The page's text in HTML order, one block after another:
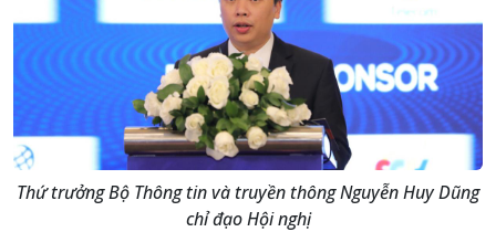
Thứ trưởng Bộ Thông tin và truyền thông Nguyễn Huy Dũng
chỉ đạo Hội nghị